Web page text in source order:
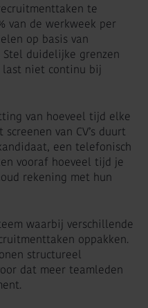
te
van de werkweek per
op basis van
duidelijke grenzen
niet continu bij
van hoeveel tijd elke
van CV’s duurt
een telefonisch
vooraf hoeveel tijd je
rekening met hun
waarbij verschillende
oppakken.
structureel
dat meer teamleden